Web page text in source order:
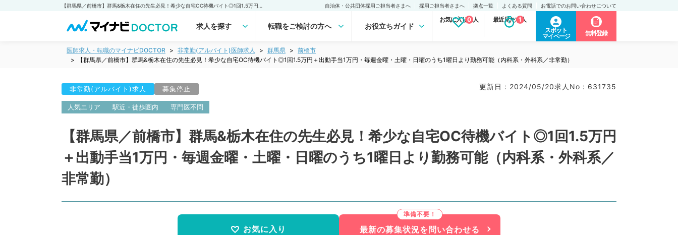
自治体・公共団体採用ご担当者さまへ 採用ご担当者さまへ 拠点一覧 よくある質問 お電話でのお問い合わせについて
求人を探す 転職をご検討の方へ お役立ちガイド
お気に入り求人
0 最近見た求人
1
スポット
マイページ
無料登録
医師求人・転職のマイナビDOCTOR 非常勤(アルバイト)医師求人 群馬県
前橋市
【群馬県／前橋市】群馬&栃木在住の先生必見！希少な自宅OC待機バイト◎1回1.5万円＋出動手当1万円・毎週金曜・土曜・日曜のうち1曜日より勤務可能（内科系・外科系／非常勤）
非常勤(アルバイト)求人 募集停止 更新日 : 2024/05/20求人No : 631735
人気エリア 駅近・徒歩圏内 専門医不問
【群馬県／前橋市】群馬&栃木在住の先生必見！希少な自宅OC待機バイト◎1回1.5万円
＋出動手当1万円・毎週金曜・土曜・日曜のうち1曜日より勤務可能（内科系・外科系／
非常勤）
お気に入り 最新の募集状況を問い合わせる